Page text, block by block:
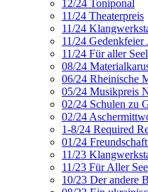
12/24 Toniponal
11/24 Theaterpreis
11/24
11/24 Gedenkfeier
11/24 Für aller
08/24
06/24 Rheinische
05/24 Musikpreis
02/24 Schulen zu
02/24
1-8/24 Required
01/24
11/23
11/23 Für Aller
10/23 Der andere